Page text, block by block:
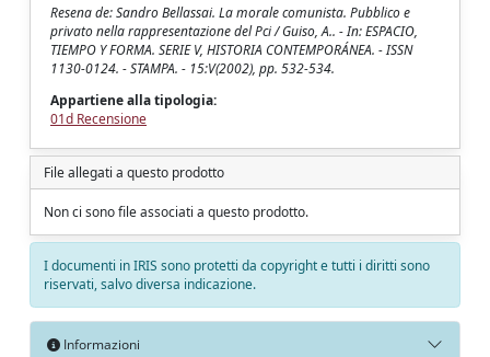
Resena de: Sandro Bellassai. La morale comunista. Pubblico e
privato nella rappresentazione del Pci / Guiso, A.. - In: ESPACIO,
TIEMPO Y FORMA. SERIE V, HISTORIA CONTEMPORÁNEA. - ISSN
1130-0124. - STAMPA. - 15:V(2002), pp. 532-534.
Appartiene alla tipologia:
01d Recensione
File allegati a questo prodotto
Non ci sono file associati a questo prodotto.
I documenti in IRIS sono protetti da copyright e tutti i diritti sono
riservati, salvo diversa indicazione.
Informazioni